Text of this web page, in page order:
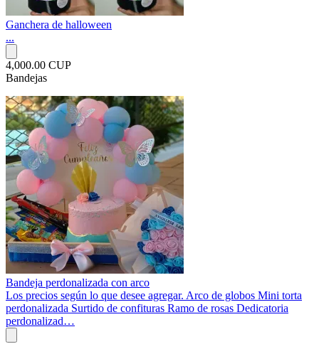
Ganchera de halloween
...
4,000.00 CUP
Bandejas
Bandeja perdonalizada con arco
Los precios según lo que desee agregar. Arco de globos Mini torta
perdonalizada Surtido de confituras Ramo de rosas Dedicatoria
perdonalizad…